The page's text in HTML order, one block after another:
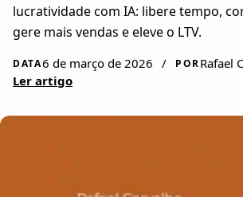
lucratividade com IA: libere tempo,
gere mais vendas e eleve o LTV.
DATA6 de março de 2026 / PORRafael
Ler artigo